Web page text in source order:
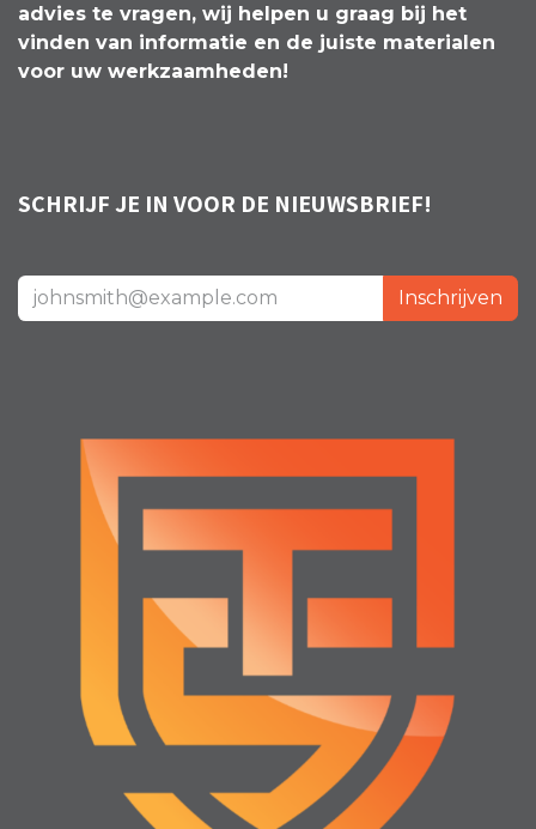
advies te vragen, wij helpen u graag bij het
vinden van informatie en de juiste materialen
voor uw werkzaamheden!
SCHRIJF JE IN VOOR DE NIEUWSBRIEF!
Inschrijven